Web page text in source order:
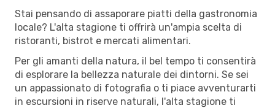
Stai pensando di assaporare piatti della gastronomia
locale? L'alta stagione ti offrirà un'ampia scelta di
ristoranti, bistrot e mercati alimentari.
Per gli amanti della natura, il bel tempo ti consentirà
di esplorare la bellezza naturale dei dintorni. Se sei
un appassionato di fotografia o ti piace avventurarti
in escursioni in riserve naturali, l'alta stagione ti